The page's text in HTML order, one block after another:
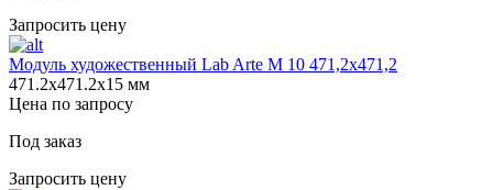
Запросить цену
Модуль художественный Lab Arte М 10 471,2х471,2
471.2х471.2х15 мм
Цена по запросу
Под заказ
Запросить цену